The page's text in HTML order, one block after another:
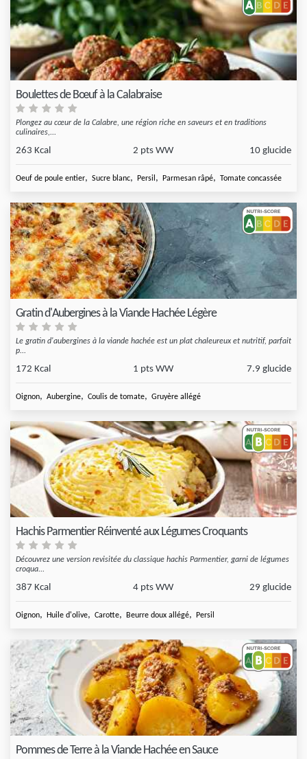
Boulettes de Bœuf à la Calabraise
Plongez au cœur de la Calabre, une région riche en saveurs et en traditions
culinaires,...
263 Kcal 2 pts WW 10 glucide
Oeuf de poule entier, Sucre blanc, Persil , Parmesan râpé, Tomate concassée
Gratin d'Aubergines à la Viande Hachée Légère
Le gratin d'aubergines à la viande hachée est un plat chaleureux et nutritif, parfait
p...
172 Kcal 1 pts WW 7.9 glucide
Oignon, Aubergine, Coulis de tomate, Gruyère allégé
Hachis Parmentier Réinventé aux Légumes Croquants
Découvrez une version revisitée du classique hachis Parmentier, garni de légumes
croqua...
387 Kcal 4 pts WW 29 glucide
Oignon, Huile d'olive, Carotte, Beurre doux allégé, Persil
Pommes de Terre à la Viande Hachée en Sauce